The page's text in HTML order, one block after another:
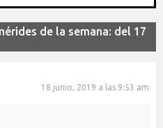
de la semana: del 17
18 junio, 2019 a las 9:53 am